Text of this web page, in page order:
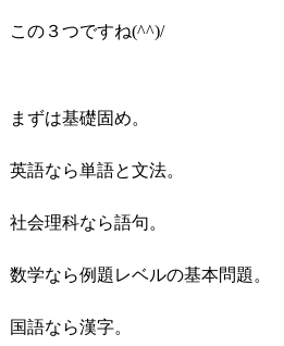
この３つですね(^^)/
まずは基礎固め。
英語なら単語と文法。
社会理科なら語句。
数学なら例題レベルの基本問題。
国語なら漢字。